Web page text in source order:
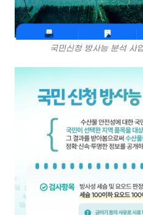
국민신청 방사능 분석 사